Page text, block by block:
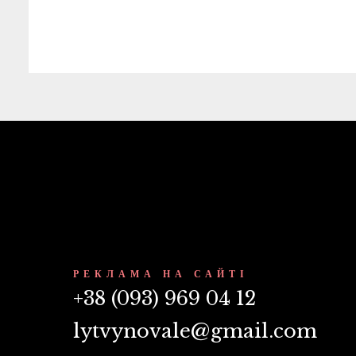
РЕКЛАМА НА САЙТІ
+38 (093) 969 04 12
lytvynovale@gmail.com